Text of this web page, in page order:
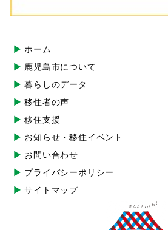
ホーム
鹿児島市について
暮らしのデータ
移住者の声
移住支援
お知らせ・移住イベント
お問い合わせ
プライバシーポリシー
サイトマップ